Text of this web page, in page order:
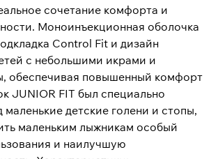
сочетание комфорта и
Моноинъекционная оболочка
Control Fit и дизайн
с небольшими икрами и
обеспечивая повышенный комфорт
JUNIOR FIT был специально
маленькие детские голени и стопы,
маленьким лыжникам особый
и наилучшую